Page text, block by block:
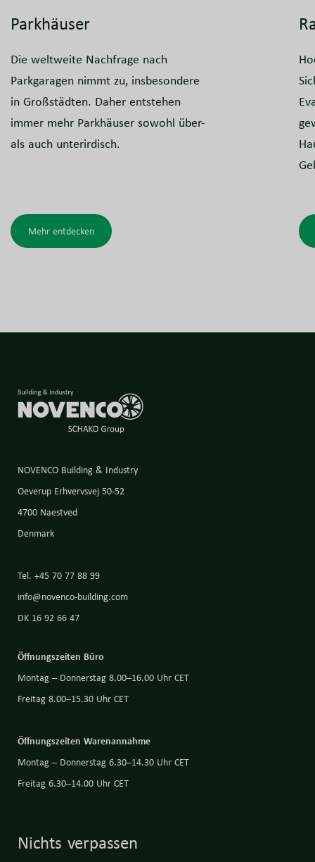
Parkhäuser
Die weltweite Nachfrage nach
Parkgaragen nimmt zu, insbesondere
in Großstädten. Daher entstehen
immer mehr Parkhäuser sowohl über-
als auch unterirdisch.
Mehr entdecken
Nichts verpassen
NOVENCO Building & Industry
Oeverup Erhvervsvej 50-52
4700 Naestved
Denmark
Tel. +45 70 77 88 99
info@novenco-building.com
DK 16 92 66 47
Öffnungszeiten Büro
Montag – Donnerstag 8.00–16.00 Uhr CET
Freitag 8.00–15.30 Uhr CET
Öffnungszeiten Warenannahme
Montag – Donnerstag 6.30–14.30 Uhr CET
Freitag 6.30–14.00 Uhr CET